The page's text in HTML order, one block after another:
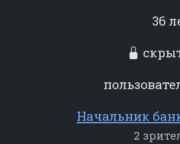
36
Начальник
2